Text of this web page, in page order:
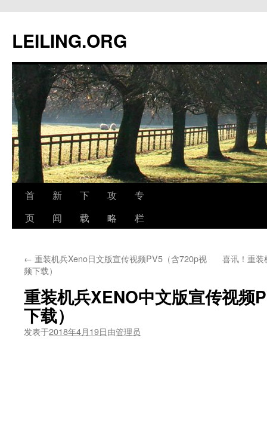
文
LEILING.ORG
首
页
新
闻
下
载
攻
略
专
栏
← 重装机兵Xeno日文版宣传视频PV5（含720p视
频下载）
喜讯！重
重装机兵XENO中文版宣传视频
下载）
发表于2018年4月19日由管理员